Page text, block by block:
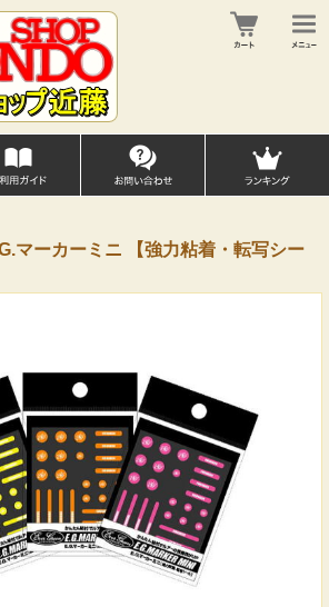
マーカーミニ 【強力粘着・転写シー